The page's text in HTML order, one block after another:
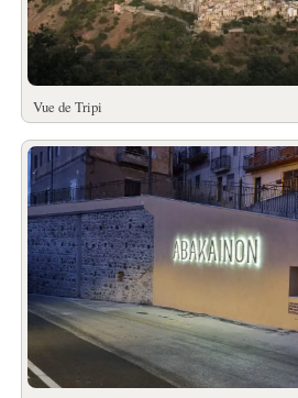
Vue de Tripi